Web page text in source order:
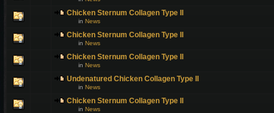
Chicken Sternum Collagen Type II
in News
Chicken Sternum Collagen Type II
in News
Chicken Sternum Collagen Type II
in News
Undenatured Chicken Collagen Type II
in News
Chicken Sternum Collagen Type II
in News